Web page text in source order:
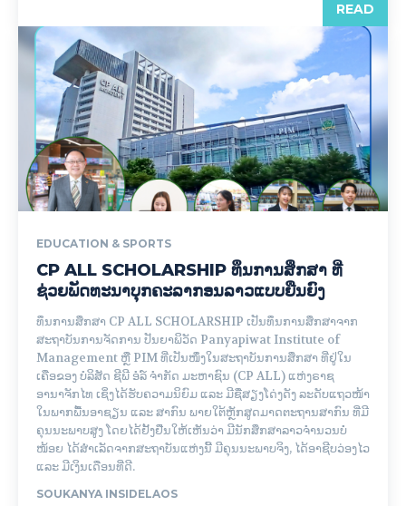
READ
EDUCATION & SPORTS
CP ALL SCHOLARSHIP ທຶນການສຶກສາ ທີ່
ຊ່ວຍພັດທະນາບຸກຄະລາກອນລາວແບບຍືນຍົງ
ທຶນການສຶກສາ CP ALL SCHOLARSHIP ເປັນທຶນການສຶກສາຈາກ
ສະຖາບັນການຈັດການ ປັນຍາພິວັດ Panyapiwat Institute of
Management ຫຼື PIM ທີ່ເປັນໜຶ່ງໃນສະຖາບັນການສຶກສາ ທີ່ຢູ່ໃນ
ເຄືອຂອງ ບໍລິສັດ ຊີພີ ອໍລ໌ ຈໍາກັດ ມະຫາຊົນ (CP ALL) ແຫ່ງຣາຊ
ອານາຈັກໄທ ເຊິ່ງໄດ້ຮັບຄວາມນິຍົມ ແລະ ມີຊື່ສຽງໂດ່ງດັງ ລະດັບແຖວໜ້າ
ໃນພາກພື້ນອາຊຽນ ແລະ ສາກົນ ພາຍໃຕ້ຫຼັກສູດມາດຕະຖານສາກົນ ທີ່ມີ
ຄຸນນະພາບສູງ ໂດຍໄດ້ຢັ້ງຢືນໃຫ້ເຫັນວ່າ ມີນັກສຶກສາລາວຈໍານວນບໍ່
ໜ້ອຍ ໄດ້ສໍາເລັດຈາກສະຖາບັນແຫ່ງນີ້ ມີຄຸນນະພາບຈິງ, ໄດ້ອາຊີບວ່ອງໄວ
ແລະ ມີເງິນເດືອນທີ່ດີ.
SOUKANYA INSIDELAOS